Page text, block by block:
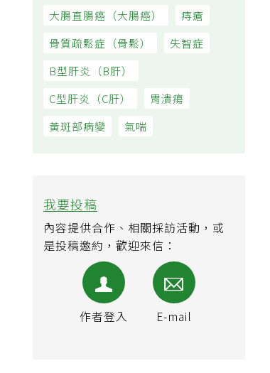
大腸直腸癌（大腸癌）
痔瘡
骨質疏鬆症（骨鬆）
失智症
B型肝炎（B肝）
我要投稿
內容提供合作、相關採訪活動，或
是投稿邀約，歡迎來信：